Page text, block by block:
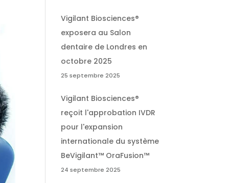
Vigilant Biosciences®
exposera au Salon
dentaire de Londres en
octobre 2025
25 septembre 2025
Vigilant Biosciences®
reçoit l'approbation IVDR
pour l'expansion
internationale du système
BeVigilant™ OraFusion™
24 septembre 2025